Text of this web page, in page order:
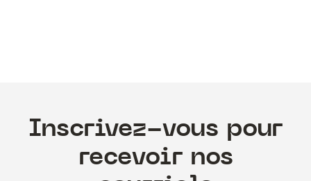
Inscrivez-vous pour
recevoir nos